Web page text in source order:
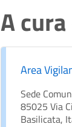
A
Area
Sede
85025 Via
Basilicata,